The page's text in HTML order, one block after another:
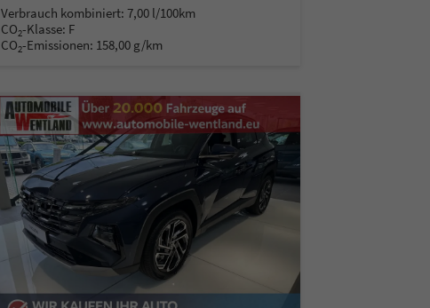
Verbrauch kombiniert:7,00 l/100km
CO2-Klasse: F
CO2-Emissionen: 158,00 g/km